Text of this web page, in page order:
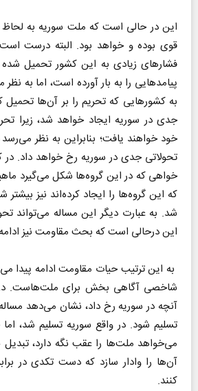
این در حالی است که ملت سوریه به لحاظ
قوی بوده و خواهد بود. البته درست
فشار‌های زیادی به این کشور تحمیل
پیامد‌هایی را به بار آورده است، اما به
به کشور‌هایی که تحریم را بر آن‌ها تحمیل
جدی در سوریه ایجاد خواهد شد، زیرا
خود خواهند یافت؛ بنابراین به نظر
تحولاتی جدی در سوریه رخ خواهد داد. در
خواهی که در این گروه‌ها شکل می‌گیرد
که این گروه‌ها را ایجاد کرده‌اند نیز
شد. به عبارت دیگر این مساله می‌تواند
این درحالی است که بحث مقاومت نیز
به این ترتیب حیات مقاومت ادامه پیدا
شاخصی آگاهی بخش برای ملت‌هاست. در
آنچه در سوریه رخ داد، نشان می‌دهد
تسلیم شود. در واقع سوریه تسلیم شد،
می‌خواهد ملت‌ها را عقب نگه دارد،
آن‌ها را وادار سازد که دست تکدی در
کنند.‌